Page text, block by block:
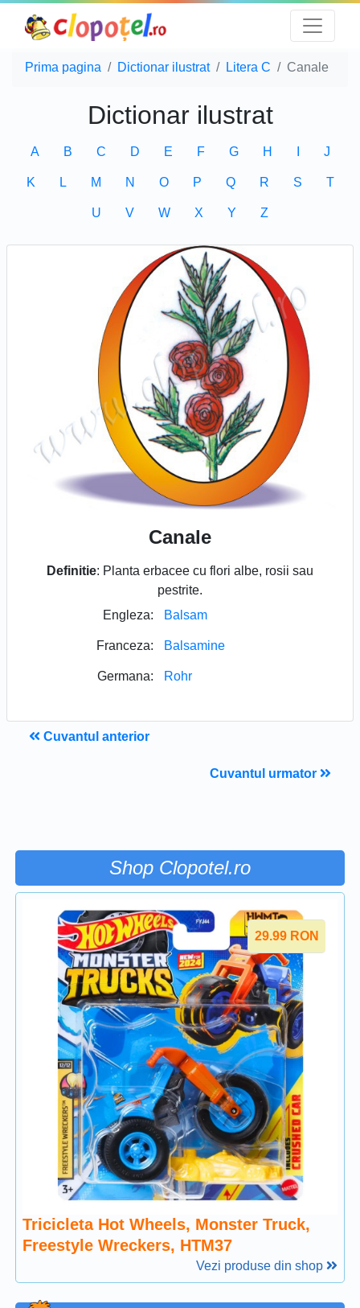
Prima pagina Dictionar ilustrat Litera C Canale
Dictionar ilustrat
A B C D E F G H J
K L M N O P Q R S T
U V W X Y Z
Canale
Definitie: Planta erbacee cu flori albe, rosii sau
pestrite.
Engleza:
Balsam
Franceza: Balsamine
Germana: Rohr
Cuvantul anterior
Cuvantul urmator
Shop Clopotel.ro
29.99 RON
Tricicleta Hot Wheels, Monster Truck,
Freestyle Wreckers, HTM37
Vezi produse din shop